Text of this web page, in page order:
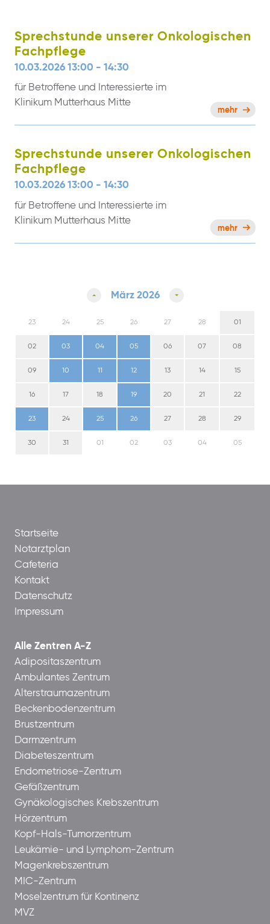
Sprechstunde unserer Onkologischen
Fachpflege
10.03.2026 13:00 - 14:30
für Betroffene und Interessierte im
Klinikum Mutterhaus Mitte
mehr
Sprechstunde unserer Onkologischen
Fachpflege
10.03.2026 13:00 - 14:30
für Betroffene und Interessierte im
Klinikum Mutterhaus Mitte
mehr
März 2026
23 24 25 26 27 28 01
02 03 04 05 06 07 08
09 10 11 12 13 14 15
16 17 18 19 20 21 22
23 24 25 26 27 28 29
30 31 01 02 03 04 05
Startseite
Notarztplan
Cafeteria
Kontakt
Datenschutz
Impressum
Alle Zentren A-Z
Adipositaszentrum
Ambulantes Zentrum
Alterstraumazentrum
Beckenbodenzentrum
Brustzentrum
Darmzentrum
Diabeteszentrum
Endometriose-Zentrum
Gefäßzentrum
Gynäkologisches Krebszentrum
Hörzentrum
Kopf-Hals-Tumorzentrum
Leukämie- und Lymphom-Zentrum
Magenkrebszentrum
MIC-Zentrum
Moselzentrum für Kontinenz
MVZ